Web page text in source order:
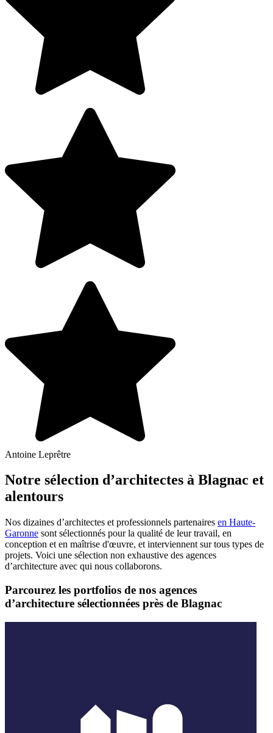
Antoine Leprêtre
Notre sélection d’architectes à Blagnac et
alentours
Nos dizaines d’architectes et professionnels partenaires en Haute-
Garonne sont sélectionnés pour la qualité de leur travail, en
conception et en maîtrise d'œuvre, et interviennent sur tous types de
projets. Voici une sélection non exhaustive des agences
d’architecture avec qui nous collaborons.
Parcourez les portfolios de nos agences
d’architecture sélectionnées près de Blagnac